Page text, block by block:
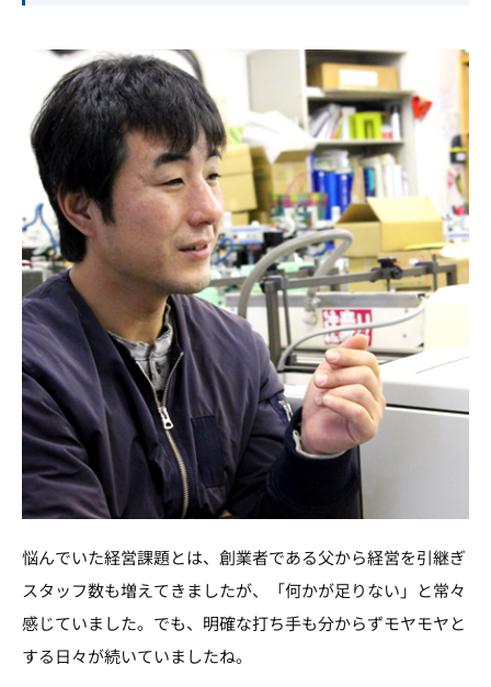
悩んでいた経営課題とは、創業者である父から経営を引継ぎ
スタッフ数も増えてきましたが、「何かが足りない」と常々
感じていました。でも、明確な打ち手も分からずモヤモヤと
する日々が続いていましたね。